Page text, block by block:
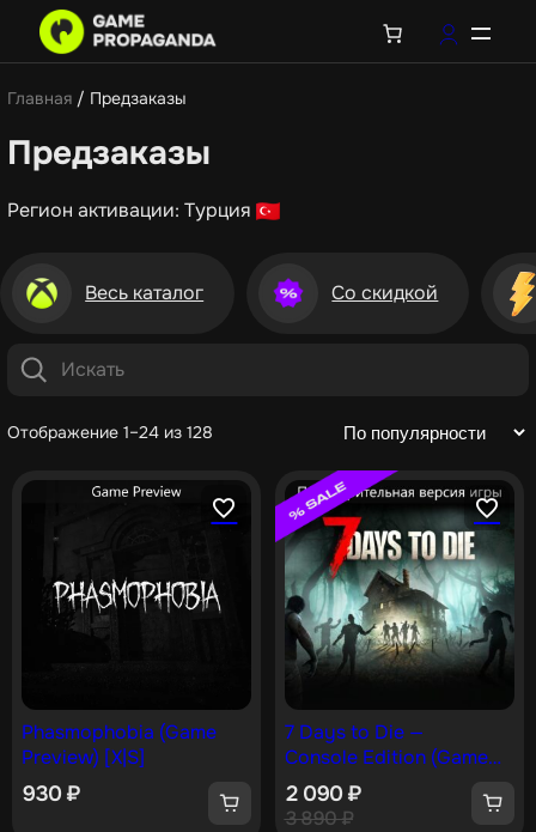
Главная / Предзаказы
Предзаказы
Регион активации: Турция
Весь каталог Со скидкой
Отображение 1–24 из 128
Phasmophobia (Game
Preview) [X|S]
930₽
7 Days to Die —
Console Edition (Game
Preview) [X|S]
3 890₽
2 090₽